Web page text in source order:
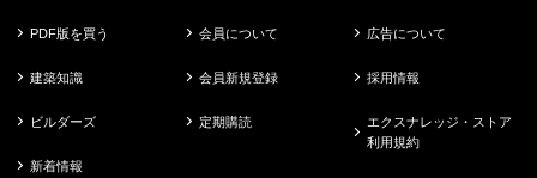
PDF版を買う
建築知識
ビルダーズ
新着情報
会員について
会員新規登録
定期購読
広告について
採用情報
エクスナレッジ・ストア
利用規約